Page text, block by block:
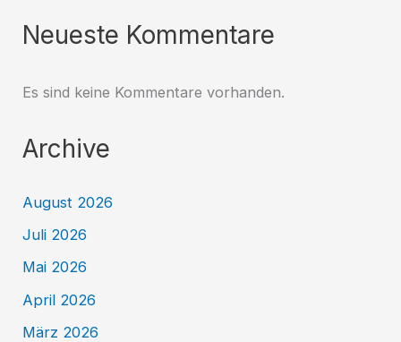
Neueste Kommentare
Es sind keine Kommentare vorhanden.
Archive
August 2026
Juli 2026
Mai 2026
April 2026
März 2026